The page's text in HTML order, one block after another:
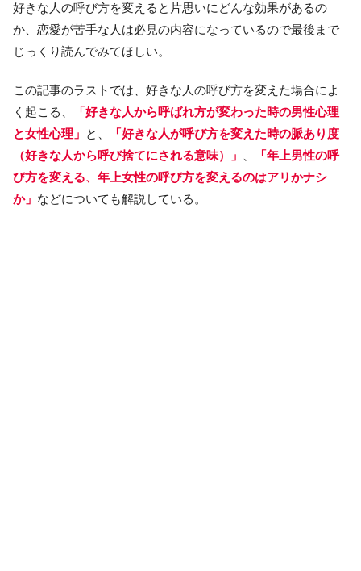
好きな人の呼び方を変えると片思いにどんな効果があるの
か、恋愛が苦手な人は必見の内容になっているので最後まで
じっくり読んでみてほしい。
この記事のラストでは、好きな人の呼び方を変えた場合によ
く起こる、
「好きな人から呼ばれ方が変わった時の男性心理
と女性心理」 と、
「好きな人が呼び方を変えた時の脈あり度
（好きな人から呼び捨てにされる意味）」
「年上男性の呼
び方を変える、年上女性の呼び方を変えるのはアリかナシ
か」 などについても解説している。